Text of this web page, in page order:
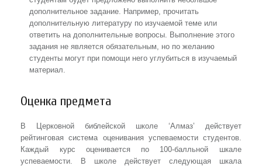
дополнительное задание. Например, прочитать
дополнительную литературу по изучаемой теме или
ответить на дополнительные вопросы. Выполнение этого
задания не является обязательным, но по желанию
студенты могут при помощи него углубиться в изучаемый
материал.
Оценка предмета
В Церковной библейской школе ‘Алмаз’ действует
рейтинговая система оценивания успеваемости студентов.
Каждый курс оценивается по 100-балльной шкале
успеваемости. В школе действует следующая шкала